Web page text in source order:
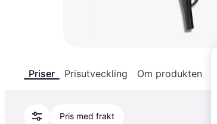
Priser Prisutveckling Om produkten
Pris med frakt